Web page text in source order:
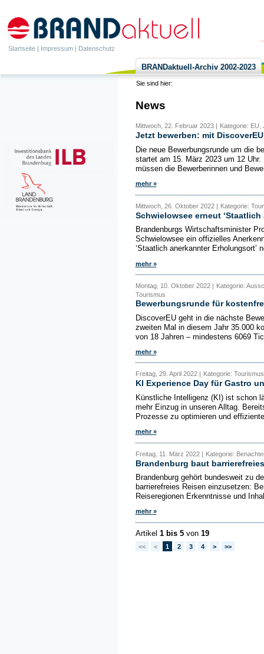
Startseite | Impressum | Datenschutz
BRANDaktuell-Archiv 2002-2023
Sie sind hier:
News
Mittwoch, 22. Februar 2023 | Kategorie: EU,
Jetzt bewerben: mit
Die neue Bewerbungsrunde um die
startet am 15. März 2023 um 12
müssen die Bewerberinnen und
mehr »
Mittwoch, 26. Oktober 2022 | Kategorie:
Schwielowsee erneut
Brandenburgs Wirtschaftsminister
Schwielowsee ein offizielles
‘Staatlich anerkannter Erholungsort’
mehr »
Montag, 10. Oktober 2022 | Kategorie:
Tourismus
Bewerbungsrunde für
DiscoverEU geht in die nächste
zweiten Mal in diesem Jahr 35.000
von 18 Jahren – mindestens 6069
mehr »
Freitag, 29. April 2022 | Kategorie:
KI Experience Day für Gastro
Künstliche Intelligenz (KI) ist schon
mehr Einzug in unseren Alltag.
Prozesse zu optimieren und
mehr »
Freitag, 11. März 2022 | Kategorie:
Brandenburg baut
Brandenburg gehört bundesweit zu
barrierefreies Reisen einzusetzen:
Reiseregionen Erkenntnisse und
mehr »
Artikel 1 bis 5von 19
<< < 1 2 3 4 > >>